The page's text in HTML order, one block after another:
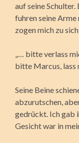
auf seine
fuhren seine Arme
zogen mich zu sich
„… bitte verlass
bitte Marcus, lass
Seine Beine
abzurutschen,
gedrückt. Ich gab
Gesicht war in